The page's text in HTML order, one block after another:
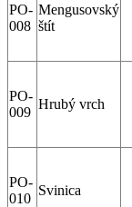
PO-
008
Mengusovský
štít
PO-
009
Hrubý vrch
PO-
010
Svinica